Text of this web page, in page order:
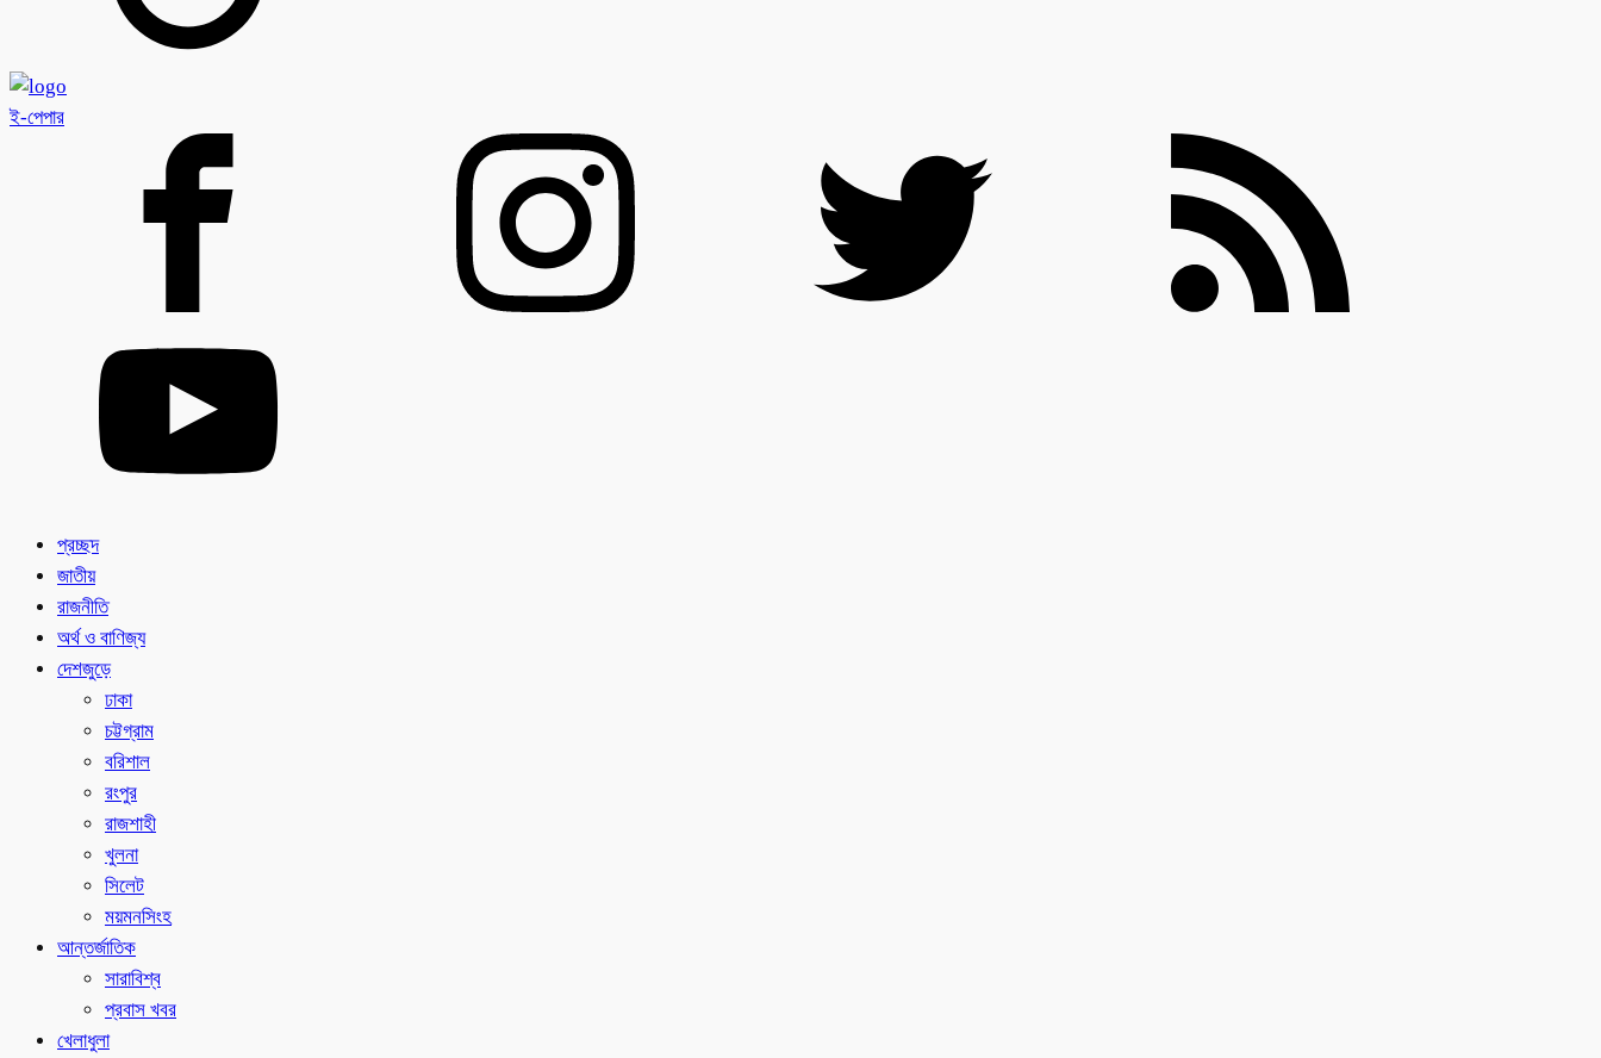
ই-পেপার
প্রচ্ছদ
জাতীয়
রাজনীতি
অর্থ ও বাণিজ্য
দেশজুড়ে
ঢাকা
চট্টগ্রাম
বরিশাল
রংপুর
রাজশাহী
খুলনা
সিলেট
ময়মনসিংহ
আন্তর্জাতিক
সারাবিশ্ব
প্রবাস খবর
খেলাধুলা